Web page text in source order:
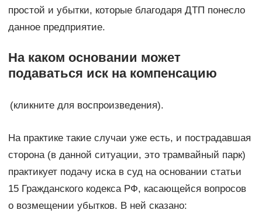
простой и убытки, которые благодаря ДТП понесло
данное предприятие.
На каком основании может
подаваться иск на компенсацию
(кликните для воспроизведения).
На практике такие случаи уже есть, и пострадавшая
сторона (в данной ситуации, это трамвайный парк)
практикует подачу иска в суд на основании статьи
15 Гражданского кодекса РФ, касающейся вопросов
о возмещении убытков. В ней сказано: